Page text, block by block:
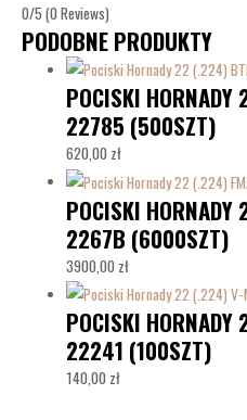
0/5 (0 Reviews)
PODOBNE PRODUKTY
POCISKI
22785 (500SZT)
620,00 zł
POCISKI
2267B (6000SZT)
3900,00 zł
POCISKI
22241 (100SZT)
140,00 zł